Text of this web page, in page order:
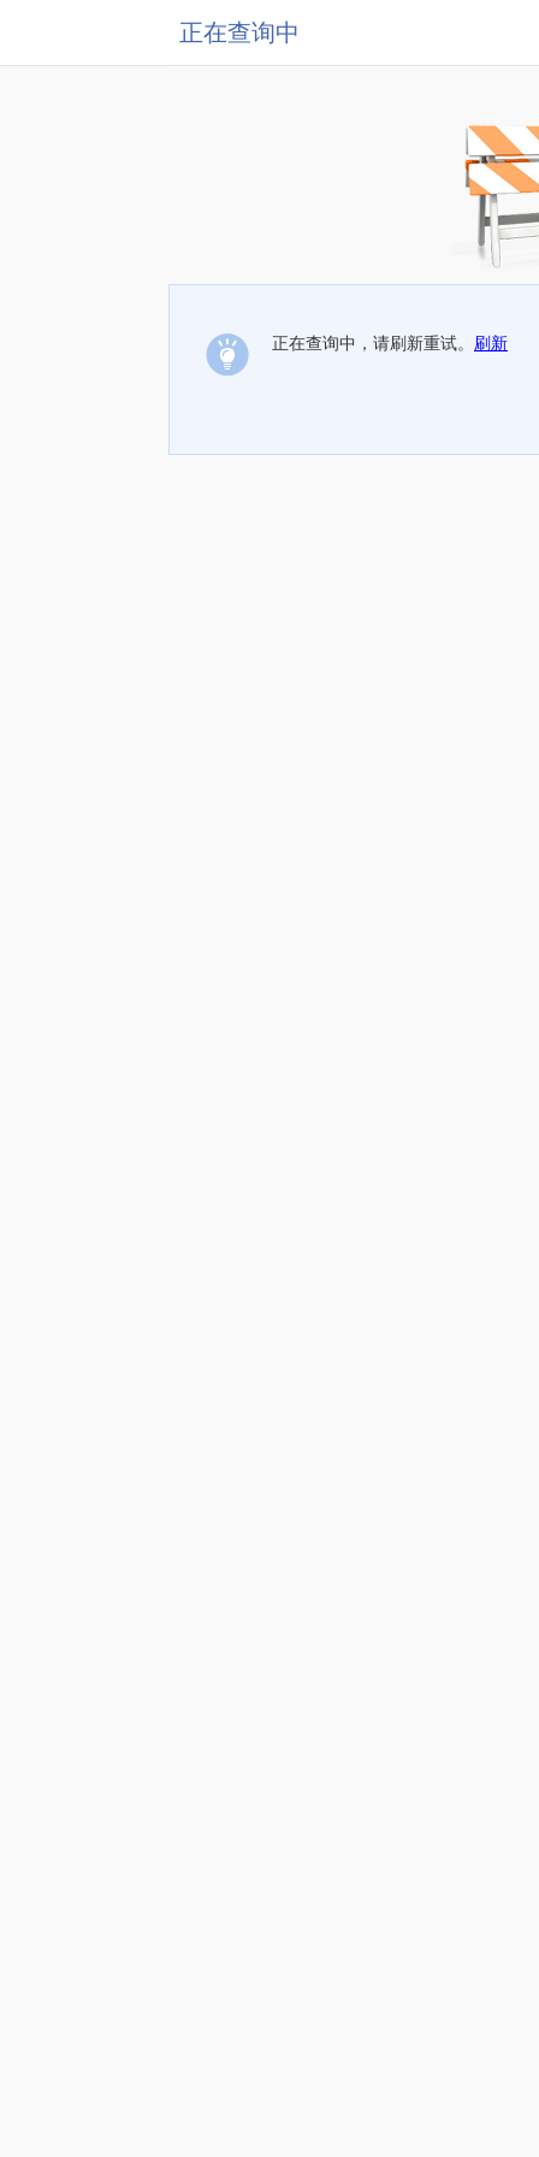
正在查询中
正在查询中，请刷新重试。 刷新